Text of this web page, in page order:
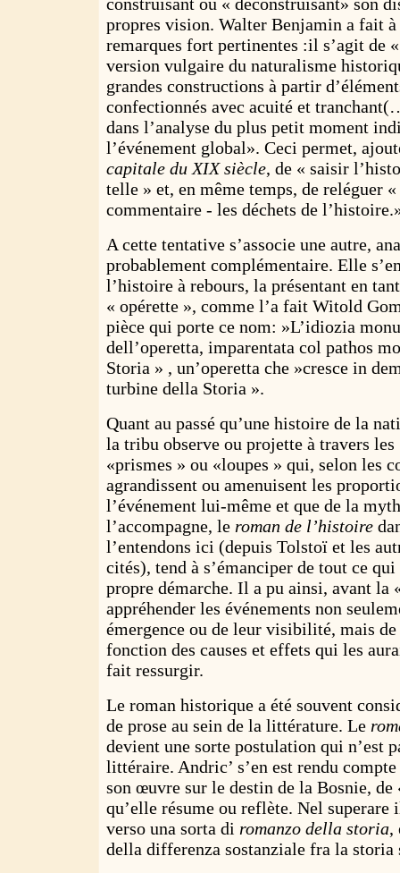
propres vision. Walter Benjamin a fait à
remarques fort pertinentes :il s’agit de
version vulgaire du naturalisme
grandes constructions à partir
confectionnés avec acuité et
dans l’analyse du plus petit moment
l’événement global». Ceci permet,
capitale du XIX siècle, de « saisir
telle » et, en même temps, de reléguer
commentaire - les déchets de
A cette tentative s’associe une autre,
probablement complémentaire. Elle
l’histoire à rebours, la présentant en
« opérette », comme l’a fait Witold
pièce qui porte ce nom: »L’idiozia
dell’operetta, imparentata col pathos
Storia » , un’operetta che »cresce in
turbine della Storia ».
Quant au passé qu’une histoire de la
la tribu observe ou projette à travers
«prismes » ou «loupes » qui, selon les
agrandissent ou amenuisent les
l’événement lui-même et que de la
l’accompagne, le roman de l’histoire
l’entendons ici (depuis Tolstoï et les
cités), tend à s’émanciper de tout ce
propre démarche. Il a pu ainsi, avant la
appréhender les événements non
émergence ou de leur visibilité, mais
fonction des causes et effets qui les
fait ressurgir.
Le roman historique a été souvent
de prose au sein de la littérature. Le
devient une sorte postulation qui n’est
littéraire. Andric’ s’en est rendu compte
son œuvre sur le destin de la Bosnie, de
qu’elle résume ou reflète. Nel
verso una sorta di romanzo della storia,
della differenza sostanziale fra la storia